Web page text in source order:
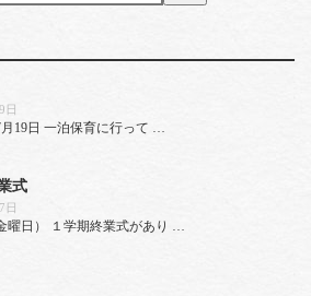
日
19日 一泊保育に行って …
式
日
曜日） １学期終業式があり …